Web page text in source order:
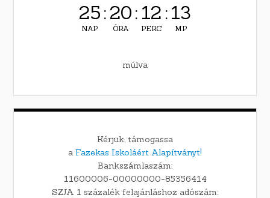
25
NAP
:20
ÓRA
: 12
PERC
:12
MP
múlva
Kérjük, támogassa
a Fazekas Iskoláért Alapítványt!
Bankszámlaszám:
11600006-00000000-85356414
SZJA 1 százalék felajánláshoz adószám: